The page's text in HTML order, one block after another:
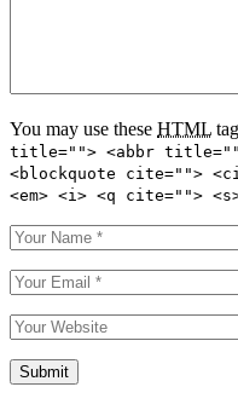
You may use these HTML
title=""> <abbr
<blockquote cite="">
<em> <i> <q cite="">